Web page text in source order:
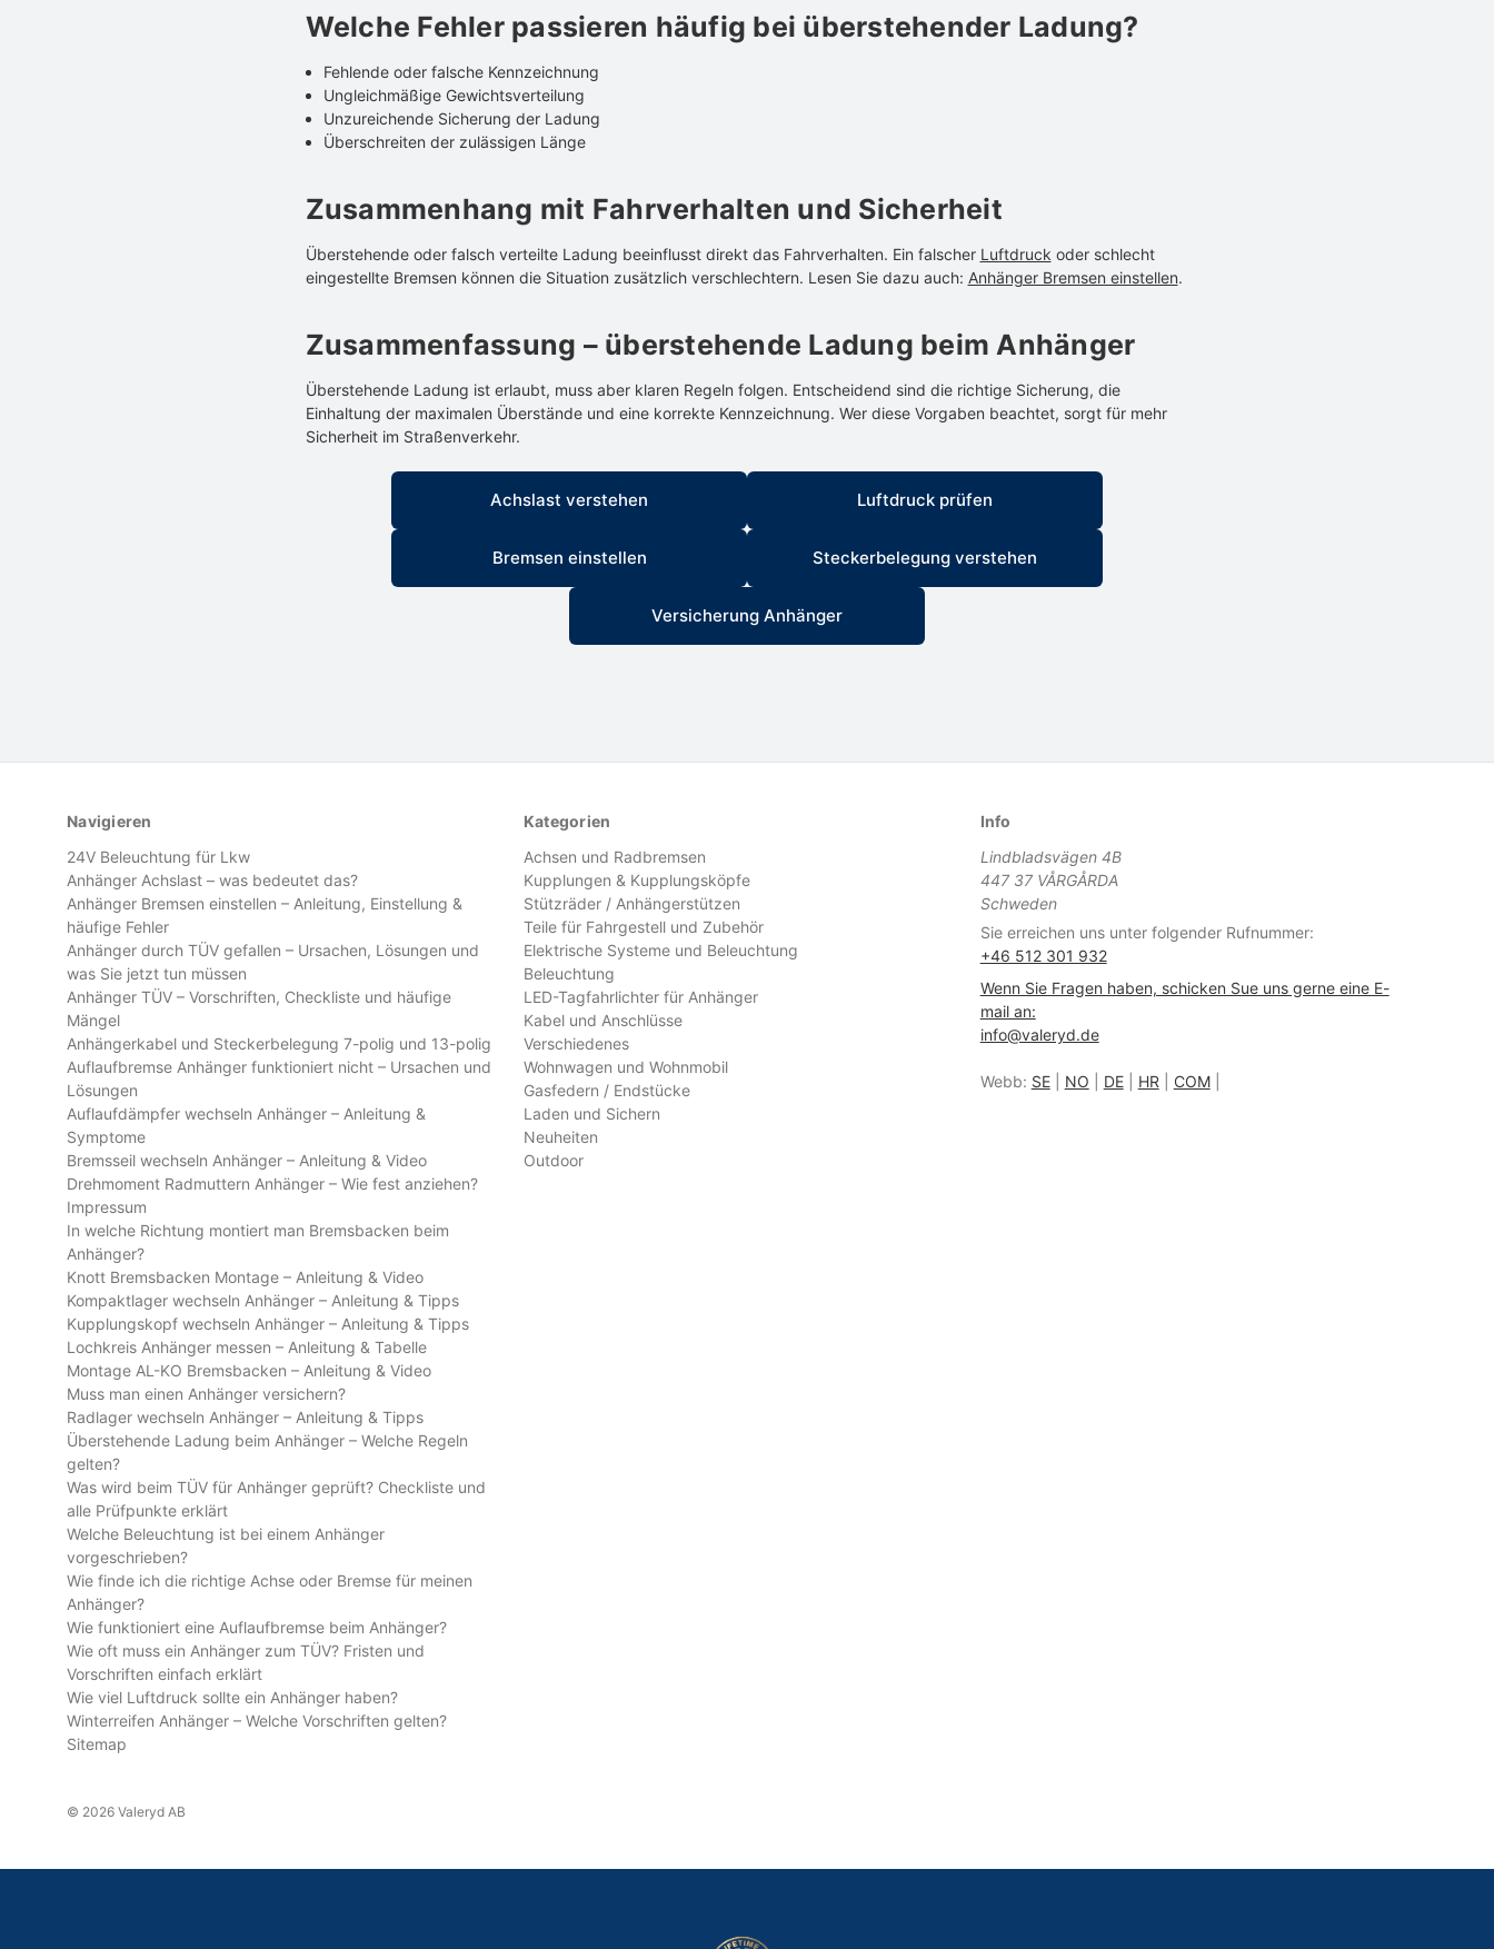
Welche Fehler passieren häufig bei überstehender Ladung?
Fehlende oder falsche Kennzeichnung
Ungleichmäßige Gewichtsverteilung
Unzureichende Sicherung der Ladung
Überschreiten der zulässigen Länge
Zusammenhang mit Fahrverhalten und Sicherheit
Überstehende oder falsch verteilte Ladung beeinflusst direkt das Fahrverhalten. Ein falscher Luftdruck oder schlecht
eingestellte Bremsen können die Situation zusätzlich verschlechtern. Lesen Sie dazu auch: Anhänger Bremsen einstellen.
Zusammenfassung – überstehende Ladung beim Anhänger
Überstehende Ladung ist erlaubt, muss aber klaren Regeln folgen. Entscheidend sind die richtige Sicherung, die
Einhaltung der maximalen Überstände und eine korrekte Kennzeichnung. Wer diese Vorgaben beachtet, sorgt für mehr
Sicherheit im Straßenverkehr.
Achslast verstehen Luftdruck prüfen
Bremsen einstellen Steckerbelegung verstehen
Versicherung Anhänger
Navigieren
24V Beleuchtung für Lkw
Anhänger Achslast – was bedeutet das?
Anhänger Bremsen einstellen – Anleitung, Einstellung &
häufige Fehler
Anhänger durch TÜV gefallen – Ursachen, Lösungen und
was Sie jetzt tun müssen
Anhänger TÜV – Vorschriften, Checkliste und häufige
Mängel
Anhängerkabel und Steckerbelegung 7-polig und 13-polig
Auflaufbremse Anhänger funktioniert nicht – Ursachen und
Lösungen
Auflaufdämpfer wechseln Anhänger – Anleitung &
Symptome
Bremsseil wechseln Anhänger – Anleitung & Video
Drehmoment Radmuttern Anhänger – Wie fest anziehen?
Impressum
In welche Richtung montiert man Bremsbacken beim
Anhänger?
Knott Bremsbacken Montage – Anleitung & Video
Kompaktlager wechseln Anhänger – Anleitung & Tipps
Kupplungskopf wechseln Anhänger – Anleitung & Tipps
Lochkreis Anhänger messen – Anleitung & Tabelle
Montage AL-KO Bremsbacken – Anleitung & Video
Muss man einen Anhänger versichern?
Radlager wechseln Anhänger – Anleitung & Tipps
Überstehende Ladung beim Anhänger – Welche Regeln
gelten?
Was wird beim TÜV für Anhänger geprüft? Checkliste und
alle Prüfpunkte erklärt
Welche Beleuchtung ist bei einem Anhänger
vorgeschrieben?
Wie finde ich die richtige Achse oder Bremse für meinen
Anhänger?
Wie funktioniert eine Auflaufbremse beim Anhänger?
Wie oft muss ein Anhänger zum TÜV? Fristen und
Vorschriften einfach erklärt
Wie viel Luftdruck sollte ein Anhänger haben?
Winterreifen Anhänger – Welche Vorschriften gelten?
Sitemap
Kategorien
Achsen und Radbremsen
Kupplungen & Kupplungsköpfe
Stützräder / Anhängerstützen
Teile für Fahrgestell und Zubehör
Elektrische Systeme und Beleuchtung
Beleuchtung
LED-Tagfahrlichter für Anhänger
Kabel und Anschlüsse
Verschiedenes
Wohnwagen und Wohnmobil
Gasfedern / Endstücke
Laden und Sichern
Neuheiten
Outdoor
Info
Lindbladsvägen 4B
447 37 VÅRGÅRDA
Schweden
Sie erreichen uns unter folgender Rufnummer:
+46 512 301 932
Wenn Sie Fragen haben, schicken Sue uns gerne eine E-
mail an:
info@valeryd.de
Webb: SE| NO DE| HR COM|
© 2026 Valeryd AB